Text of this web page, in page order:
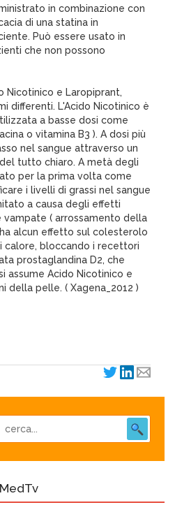
in combinazione con
di una statina in
Può essere usato in
che non possono
Nicotinico e Laropiprant,
differenti. L'Acido Nicotinico è
a basse dosi come
o vitamina B3 ). A dosi più
nel sangue attraverso un
tutto chiaro. A metà degli
per la prima volta come
i livelli di grassi nel sangue
a causa degli effetti
( arrossamento della
alcun effetto sul colesterolo
calore, bloccando i recettori
prostaglandina D2, che
assume Acido Nicotinico e
della pelle. ( Xagena_2012 )
MedTv